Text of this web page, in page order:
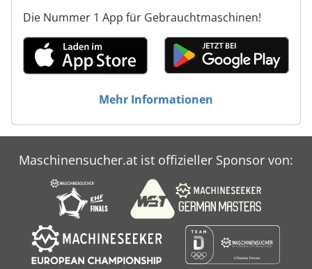
Die Nummer 1 App für Gebrauchtmaschinen!
Mehr Informationen
Maschinensucher.at ist offizieller Sponsor von: